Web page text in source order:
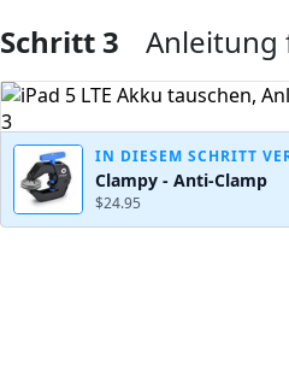
Kommentar
Schritt 3 Anleitung
IN DIESEM SCHRITT
Clampy - Anti-Clamp
$24.95